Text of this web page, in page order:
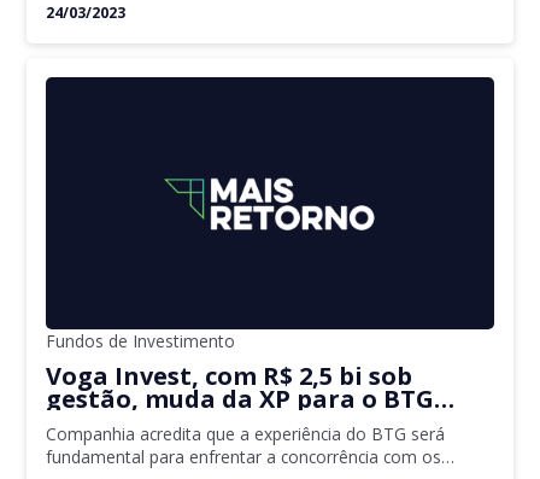
24/03/2023
Fundos de Investimento
Voga Invest, com R$ 2,5 bi sob
gestão, muda da XP para o BTG
Pactual
Companhia acredita que a experiência do BTG será
fundamental para enfrentar a concorrência com os